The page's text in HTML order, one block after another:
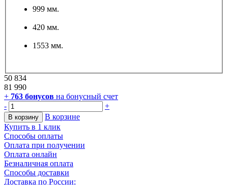
999 мм.
420 мм.
1553 мм.
50 834
81 990
+ 763 бонусов на бонусный счет
-
+
В корзину
В корзине
Купить в 1 клик
Способы оплаты
Оплата при получении
Оплата онлайн
Безналичная оплата
Способы доставки
Доставка по России: